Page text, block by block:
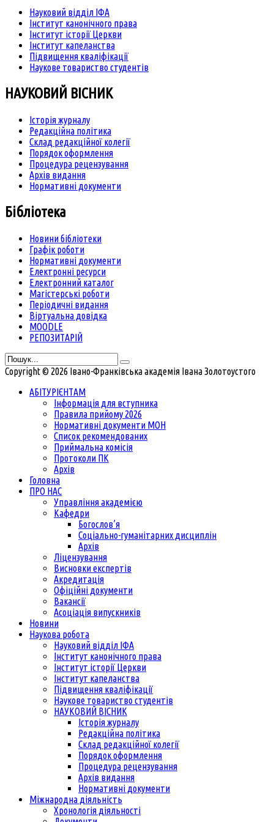
Науковий відділ ІФА
Інститут канонічного права
Інститут історії Церкви
Інститут капеланства
Підвищення кваліфікації
Наукове товариство студентів
НАУКОВИЙ ВІСНИК
Історія журналу
Редакційна політика
Склад редакційної колегії
Порядок оформлення
Процедура рецензування
Архів видання
Нормативні документи
Бібліотека
Новини бібліотеки
Графік роботи
Нормативні документи
Електронні ресурси
Електронний каталог
Магістерські роботи
Періодичні видання
Віртуальна довідка
MOODLE
РЕПОЗИТАРІЙ
Copyright © 2026 Івано-Франківська академія Івана Золотоустого
АБІТУРІЄНТАМ
Інформація для вступника
Правила прийому 2026
Нормативні документи МОН
Список рекомендованих
Приймальна комісія
Протоколи ПК
Архів
Головна
ПРО НАС
Управління академією
Кафедри
Богослов’я
Соціально-гуманітарних дисциплін
Архів
Ліцензування
Висновки експертів
Акредитація
Офіційні документи
Вакансії
Асоціація випускників
Новини
Наукова робота
Науковий відділ ІФА
Інститут канонічного права
Інститут історії Церкви
Інститут капеланства
Підвищення кваліфікації
Наукове товариство студентів
НАУКОВИЙ ВІСНИК
Історія журналу
Редакційна політика
Склад редакційної колегії
Порядок оформлення
Процедура рецензування
Архів видання
Нормативні документи
Міжнародна діяльність
Хронологія діяльності